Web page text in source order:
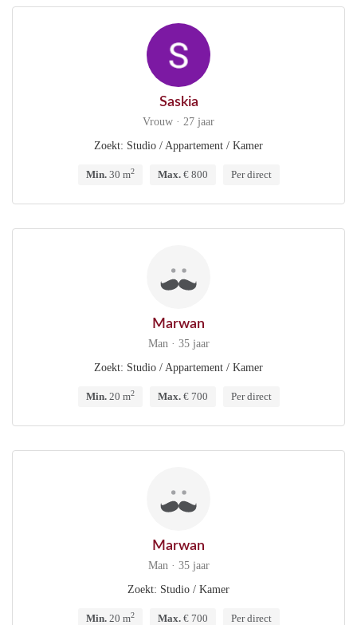
Saskia
Vrouw · 27 jaar
Zoekt: Studio / Appartement / Kamer
Min.30 m2 Max.€ 800 Per direct
Marwan
Man · 35 jaar
Zoekt: Studio / Appartement / Kamer
Min.20 m2 Max.€ 700 Per direct
Marwan
Man · 35 jaar
Zoekt: Studio / Kamer
Min.20 m2 Max.€ 700 Per direct